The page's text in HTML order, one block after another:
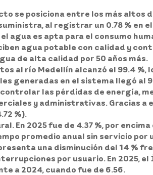
se posiciona entre los más altos
al registrar un 0.78 % en
agua es apta para el consumo
agua potable con calidad y
de alta calidad por 50 años más.
al río Medellín alcanzó el 99.4
generadas en el sistema llegó al
las pérdidas de energía,
y administrativas. Gracias a
%).
En 2025 fue de 4.37 %, por
promedio anual sin servicio por
una disminución del 14 %
por usuario. En 2025,
a 2024, cuando fue de 6.56.